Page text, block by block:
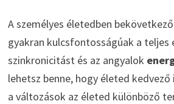
A személyes életedben
gyakran kulcsfontosságúak a teljes
szinkronicitást és az angyalok
lehetsz benne, hogy életed kedvező
a változások az életed különböző